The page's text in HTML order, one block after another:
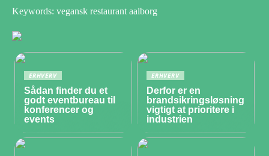
Keywords: vegansk restaurant aalborg
ERHVERV
Sådan finder du et
godt eventbureau til
konferencer og
events
ERHVERV
Derfor er en
brandsikringsløsning
vigtigt at prioritere i
industrien